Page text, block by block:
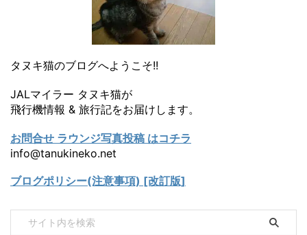
タヌキ猫のブログへようこそ!!
JALマイラー タヌキ猫が
飛行機情報 & 旅行記をお届けします。
お問合せ ラウンジ写真投稿 はコチラ
info@tanukineko.net
ブログポリシー(注意事項) [改訂版]